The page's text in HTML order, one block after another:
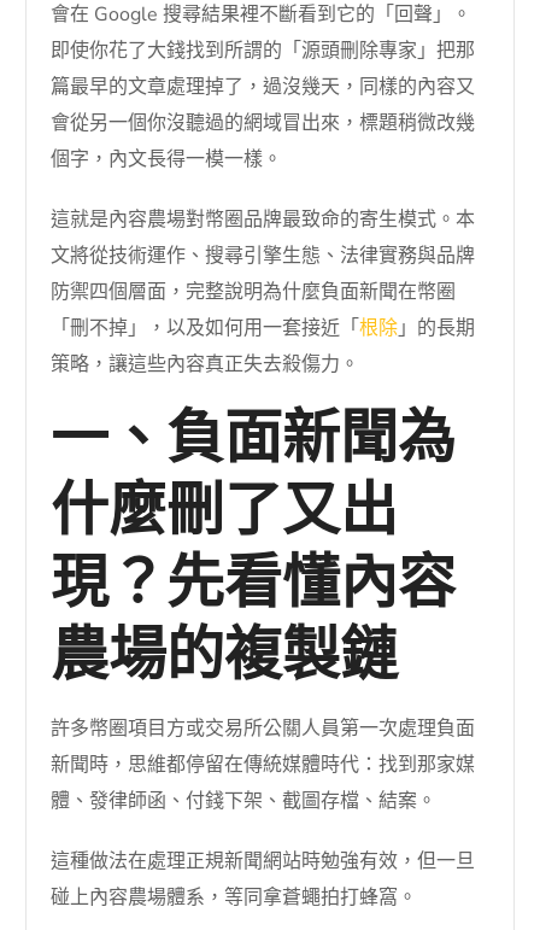
會在 Google 搜尋結果裡不斷看到它的「回聲」。
即使你花了大錢找到所謂的「源頭刪除專家」把那
篇最早的文章處理掉了，過沒幾天，同樣的內容又
會從另一個你沒聽過的網域冒出來，標題稍微改幾
個字，內文長得一模一樣。
這就是內容農場對幣圈品牌最致命的寄生模式。本
文將從技術運作、搜尋引擎生態、法律實務與品牌
防禦四個層面，完整說明為什麼負面新聞在幣圈
「刪不掉」，以及如何用一套接近「根除」的長期
策略，讓這些內容真正失去殺傷力。
一、負面新聞為
什麼刪了又出
現？先看懂內容
農場的複製鏈
許多幣圈項目方或交易所公關人員第一次處理負面
新聞時，思維都停留在傳統媒體時代：找到那家媒
體、發律師函、付錢下架、截圖存檔、結案。
這種做法在處理正規新聞網站時勉強有效，但一旦
碰上內容農場體系，等同拿蒼蠅拍打蜂窩。